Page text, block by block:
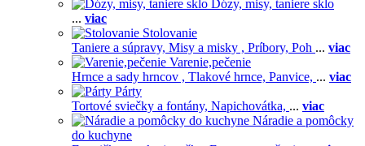
Dózy, misy, taniere sklo
... viac
Stolovanie
Taniere a súpravy, Misy a misky , Príbory, Poh ... viac
Varenie,pečenie
Hrnce a sady hrncov , Tlakové hrnce, Panvice, ... viac
Párty
Tortové sviečky a fontány, Napichovátka, ... viac
Náradie a pomôcky
do kuchyne